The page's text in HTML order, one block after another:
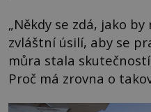
„Někdy se zdá, jako
zvláštní úsilí, aby se
můra stala
Proč má zrovna o